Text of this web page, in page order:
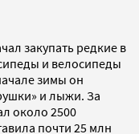
закупать редкие в
и велосипеды
зимы он
и лыжи. За
около 2500
почти 25 млн